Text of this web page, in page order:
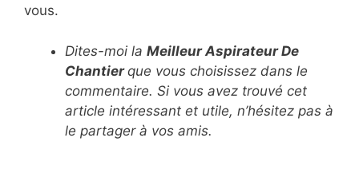
vous.
Dites-moi la Meilleur Aspirateur De
Chantierque vous choisissez dans le
commentaire. Si vous avez trouvé cet
article intéressant​​​​​ et utile, n’hésitez pas à
le partager à vos amis.